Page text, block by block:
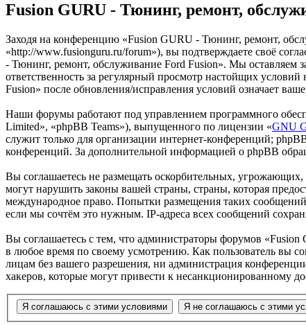
Fusion GURU - Тюнинг, ремонт,
Заходя на конференцию «Fusion GURU - Тюнинг, ремонт,
«http://www.fusionguru.ru/forum»), вы подтверждаете своё
- Тюнинг, ремонт, обслуживание Ford Fusion». Мы оставляем
ответственность за регулярный просмотр настойщих
Fusion» после обновления/исправления условий означает
Наши форумы работают под управлением программного
Limited», «phpBB Teams»), выпущенного по лицензии «GNU
служит только для организации интернет-конференций;
конференций. За дополнительной информацией о phpBB
Вы соглашаетесь не размещать оскорбительных,
могут нарушить законы вашей страны, страны, которая
международное право. Попытки размещения таких
если мы сочтём это нужным. IP-адреса всех сообщений
Вы соглашаетесь с тем, что администраторы форумов
в любое время по своему усмотрению. Как пользователь вы
лицам без вашего разрешения, ни администрация
хакеров, которые могут привести к несанкционированному